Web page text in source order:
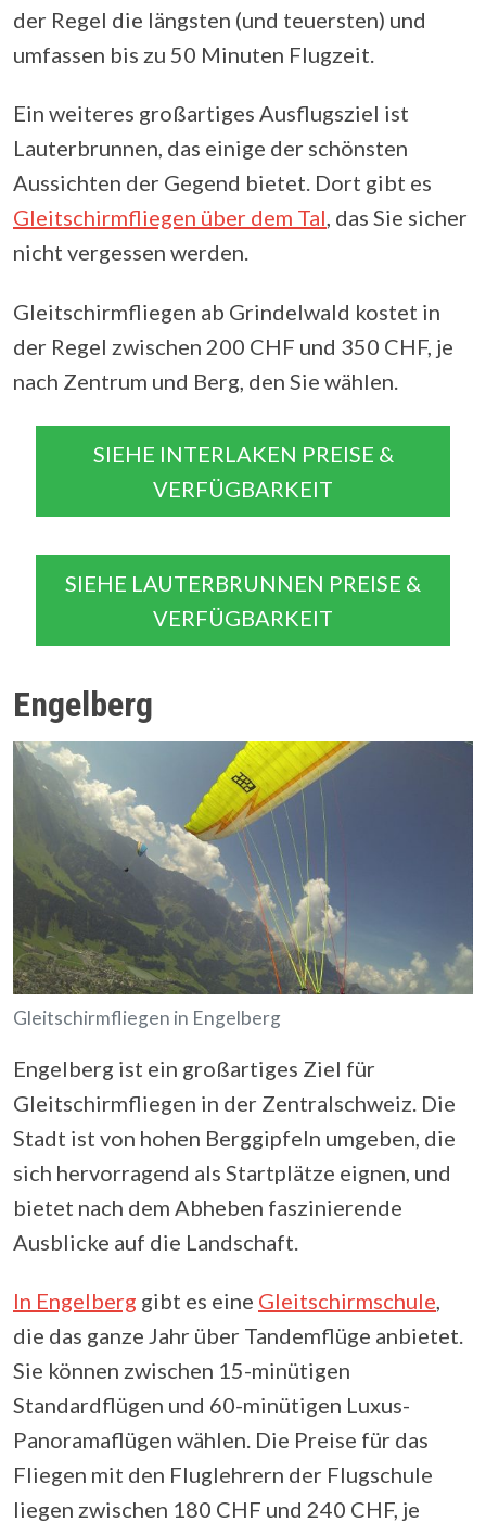
der Regel die längsten (und teuersten) und
umfassen bis zu 50 Minuten Flugzeit.
Ein weiteres großartiges Ausflugsziel ist
Lauterbrunnen, das einige der schönsten
Aussichten der Gegend bietet. Dort gibt es
Gleitschirmfliegen über dem Tal, das Sie sicher
nicht vergessen werden.
Gleitschirmfliegen ab Grindelwald kostet in
der Regel zwischen 200 CHF und 350 CHF, je
nach Zentrum und Berg, den Sie wählen.
SIEHE INTERLAKEN PREISE &
VERFÜGBARKEIT
SIEHE LAUTERBRUNNEN PREISE &
VERFÜGBARKEIT
Engelberg
Gleitschirmfliegen in Engelberg
Engelberg ist ein großartiges Ziel für
Gleitschirmfliegen in der Zentralschweiz. Die
Stadt ist von hohen Berggipfeln umgeben, die
sich hervorragend als Startplätze eignen, und
bietet nach dem Abheben faszinierende
Ausblicke auf die Landschaft.
In Engelberg gibt es eine Gleitschirmschule,
die das ganze Jahr über Tandemflüge anbietet.
Sie können zwischen 15-minütigen
Standardflügen und 60-minütigen Luxus-
Panoramaflügen wählen. Die Preise für das
Fliegen mit den Fluglehrern der Flugschule
liegen zwischen 180 CHF und 240 CHF, je